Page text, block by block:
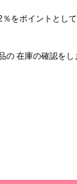
をポイントとして
の 在庫の確認を